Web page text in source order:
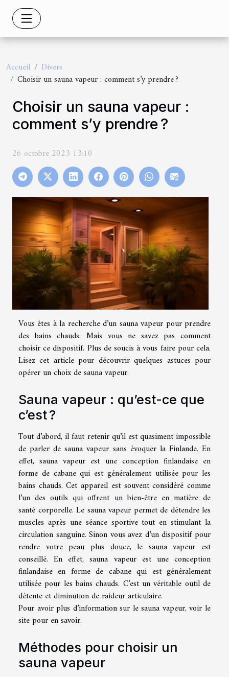
Accueil
Divers
Choisir un sauna vapeur : comment s’y prendre ?
Choisir un sauna vapeur :
comment s’y prendre ?
26 octobre 2023 13:10
Vous êtes à la recherche d’un sauna vapeur pour prendre
des bains chauds. Mais vous ne savez pas comment
choisir ce dispositif. Plus de soucis à vous faire pour cela.
Lisez cet article pour découvrir quelques astuces pour
opérer un choix de sauna vapeur.
Sauna vapeur : qu’est-ce que
c’est ?
Tout d’abord, il faut retenir qu’il est quasiment impossible
de parler de sauna vapeur sans évoquer la Finlande. En
effet, sauna vapeur est une conception finlandaise en
forme de cabane qui est généralement utilisée pour les
bains chauds. Cet appareil est souvent considéré comme
l’un des outils qui offrent un bien-être en matière de
santé corporelle. Le sauna vapeur permet de détendre les
muscles après une séance sportive tout en stimulant la
circulation sanguine. Sinon vous avez d’un dispositif pour
rendre votre peau plus douce, le sauna vapeur est
conseillé. En effet, sauna vapeur est une conception
finlandaise en forme de cabane qui est généralement
utilisée pour les bains chauds. C’est un véritable outil de
détente et diminution de raideur articulaire.
Pour avoir plus d’information sur le sauna vapeur,voir le
sitepour en savoir.
Méthodes pour choisir un
sauna vapeur